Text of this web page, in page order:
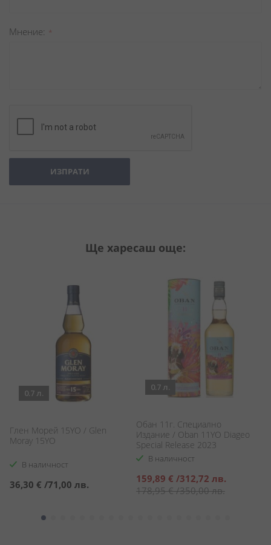
Мнение
ИЗПРАТИ
Ще харесаш още:
0.7 л.
Глен Морей 15YO / Glen
Moray 15YO
В наличност
36,30 € /71,00 лв.
0.7 л.
Обан 11г. Специално
Издание / Oban 11YO Diageo
Special Release 2023
В наличност
Специална
цена
159,89 € /312,72 лв.
178,95 €/350,00 лв.